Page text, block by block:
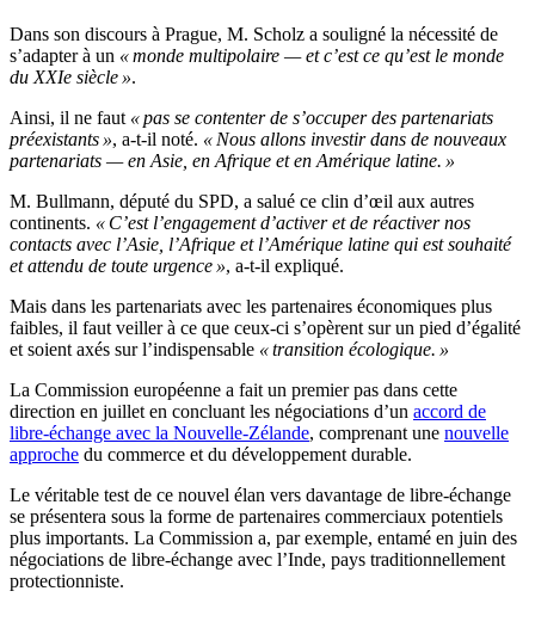
Dans son discours à Prague, M. Scholz a souligné la nécessité de
s’adapter à un « monde multipolaire — et c’est ce qu’est le monde
du XXIe siècle ».
Ainsi, il ne faut « pas se contenter de s’occuper des partenariats
préexistants », a-t-il noté. « Nous allons investir dans de nouveaux
partenariats — en Asie, en Afrique et en Amérique latine. »
M. Bullmann, député du SPD, a salué ce clin d’œil aux autres
continents. « C’est l’engagement d’activer et de réactiver nos
contacts avec l’Asie, l’Afrique et l’Amérique latine qui est souhaité
et attendu de toute urgence », a-t-il expliqué.
Mais dans les partenariats avec les partenaires économiques plus
faibles, il faut veiller à ce que ceux-ci s’opèrent sur un pied d’égalité
et soient axés sur l’indispensable « transition écologique. »
La Commission européenne a fait un premier pas dans cette
direction en juillet en concluant les négociations d’un accord de
libre-échange avec la Nouvelle-Zélande, comprenant une nouvelle
approche du commerce et du développement durable.
Le véritable test de ce nouvel élan vers davantage de libre-échange
se présentera sous la forme de partenaires commerciaux potentiels
plus importants. La Commission a, par exemple, entamé en juin des
négociations de libre-échange avec l’Inde, pays traditionnellement
protectionniste.